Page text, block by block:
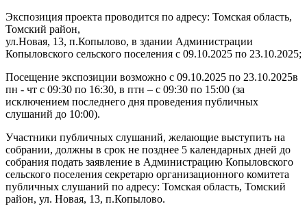
Экспозиция проекта проводится по адресу: Томская область,
Томский район,
ул.Новая, 13, п.Копылово, в здании Администрации
Копыловского сельского поселения с 09.10.2025 по 23.10.2025;
Посещение экспозиции возможно с 09.10.2025 по 23.10.2025в
пн - чт с 09:30 по 16:30, в птн – с 09:30 по 15:00 (за
исключением последнего дня проведения публичных
слушаний до 10:00).
Участники публичных слушаний, желающие выступить на
собрании, должны в срок не позднее 5 календарных дней до
собрания подать заявление в Администрацию Копыловского
сельского поселения секретарю организационного комитета
публичных слушаний по адресу: Томская область, Томский
район, ул. Новая, 13, п.Копылово.